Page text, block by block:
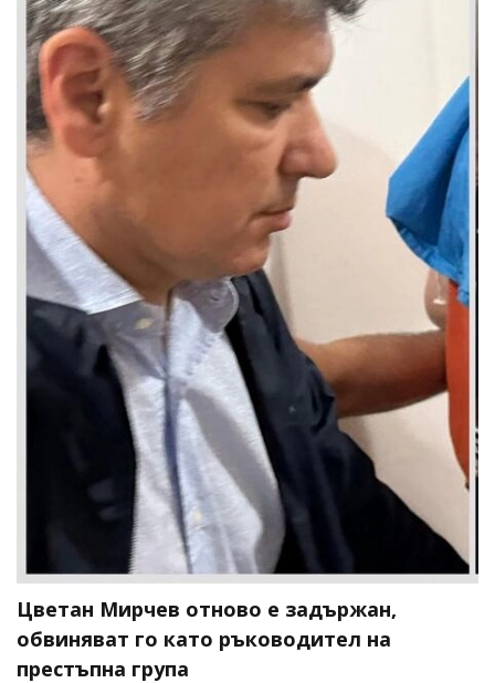
Цветан Мирчев отново е задържан,
обвиняват го като ръководител на
престъпна група